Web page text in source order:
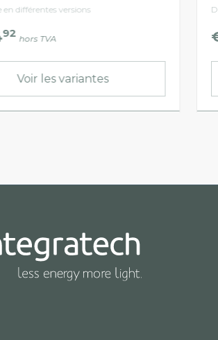
en différentes versions
92 hors TVA
Voir les variantes